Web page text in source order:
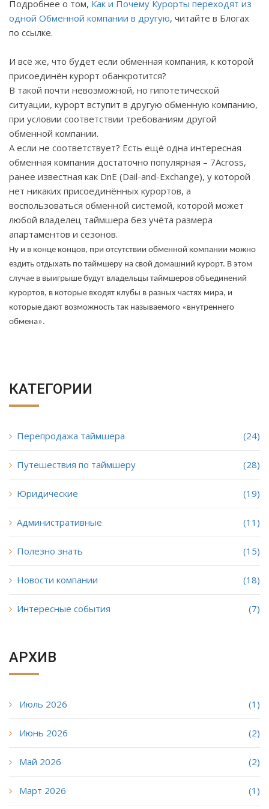
Подробнее о том, Как и Почему Курорты переходят из
одной Обменной компании в другую, читайте в Блогах
по ссылке.
И всё же, что будет если обменная компания, к которой
присоединён курорт обанкротится?
В такой почти невозможной, но гипотетической
ситуации, курорт вступит в другую обменную компанию,
при условии соответствии требованиям другой
обменной компании.
А если не соответствует? Есть ещё одна интересная
обменная компания достаточно популярная – 7Across,
ранее известная как DnE (Dail-and-Exchange), у которой
нет никаких присоединённых курортов, а
воспользоваться обменной системой, которой может
любой владелец таймшера без учёта размера
апартаментов и сезонов.
Ну и в конце концов, при отсутствии обменной компании можно
ездить отдыхать по таймшеру на свой домашний курорт. В этом
случае в выигрыше будут владельцы таймшеров объединений
курортов, в которые входят клубы в разных частях мира, и
которые дают возможность так называемого «внутреннего
обмена».
КАТЕГОРИИ
Перепродажа таймшера (24)
Путешествия по таймшеру (28)
Юридические (19)
Административные (11)
Полезно знать (15)
Новости компании (18)
Интересные события (7)
АРХИВ
Июль 2026 (1)
Июнь 2026 (2)
Май 2026 (2)
Март 2026 (1)